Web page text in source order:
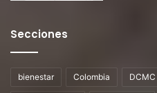
Secciones
bienestar Colombia DCMC